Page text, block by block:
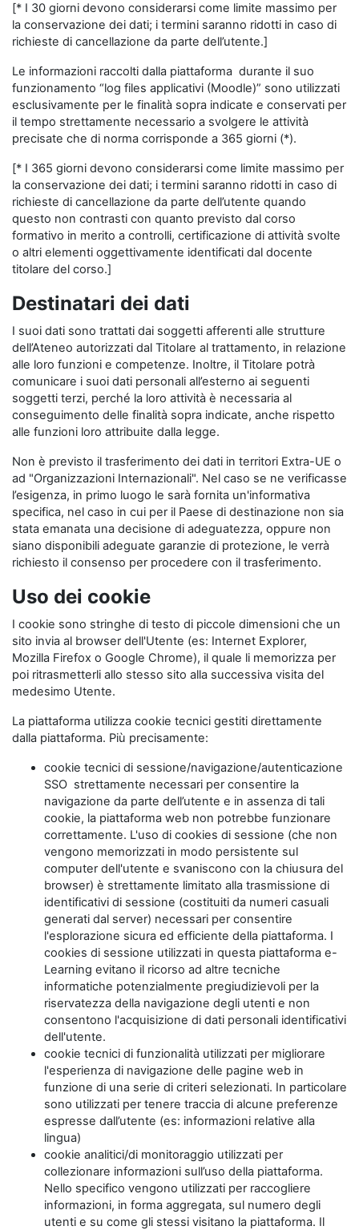
[* I 30 giorni devono considerarsi come limite massimo per
la conservazione dei dati; i termini saranno ridotti in caso di
richieste di cancellazione da parte dell’utente.]
Le informazioni raccolti dalla piattaforma durante il suo
funzionamento “log files applicativi (Moodle)” sono utilizzati
esclusivamente per le finalità sopra indicate e conservati per
il tempo strettamente necessario a svolgere le attività
precisate che di norma corrisponde a 365 giorni (*).
[* I 365 giorni devono considerarsi come limite massimo per
la conservazione dei dati; i termini saranno ridotti in caso di
richieste di cancellazione da parte dell’utente quando
questo non contrasti con quanto previsto dal corso
formativo in merito a controlli, certificazione di attività svolte
o altri elementi oggettivamente identificati dal docente
titolare del corso.]
Destinatari dei dati
I suoi dati sono trattati dai soggetti afferenti alle strutture
dell’Ateneo autorizzati dal Titolare al trattamento, in relazione
alle loro funzioni e competenze. Inoltre, il Titolare potrà
comunicare i suoi dati personali all’esterno ai seguenti
soggetti terzi, perché la loro attività è necessaria al
conseguimento delle finalità sopra indicate, anche rispetto
alle funzioni loro attribuite dalla legge.
Non è previsto il trasferimento dei dati in territori Extra-UE o
ad "Organizzazioni Internazionali". Nel caso se ne verificasse
l’esigenza, in primo luogo le sarà fornita un'informativa
specifica, nel caso in cui per il Paese di destinazione non sia
stata emanata una decisione di adeguatezza, oppure non
siano disponibili adeguate garanzie di protezione, le verrà
richiesto il consenso per procedere con il trasferimento.
Uso dei cookie
I cookie sono stringhe di testo di piccole dimensioni che un
sito invia al browser dell'Utente (es: Internet Explorer,
Mozilla Firefox o Google Chrome), il quale li memorizza per
poi ritrasmetterli allo stesso sito alla successiva visita del
medesimo Utente.
La piattaforma utilizza cookie tecnici gestiti direttamente
dalla piattaforma. Più precisamente:
cookie tecnici di sessione/navigazione/autenticazione
SSO strettamente necessari per consentire la
navigazione da parte dell’utente e in assenza di tali
cookie, la piattaforma web non potrebbe funzionare
correttamente. L'uso di cookies di sessione (che non
vengono memorizzati in modo persistente sul
computer dell'utente e svaniscono con la chiusura del
browser) è strettamente limitato alla trasmissione di
identificativi di sessione (costituiti da numeri casuali
generati dal server) necessari per consentire
l'esplorazione sicura ed efficiente della piattaforma. I
cookies di sessione utilizzati in questa piattaforma e-
Learning evitano il ricorso ad altre tecniche
informatiche potenzialmente pregiudizievoli per la
riservatezza della navigazione degli utenti e non
consentono l'acquisizione di dati personali identificativi
dell'utente.
cookie tecnici di funzionalità utilizzati per migliorare
l'esperienza di navigazione delle pagine web in
funzione di una serie di criteri selezionati. In particolare
sono utilizzati per tenere traccia di alcune preferenze
espresse dall’utente (es: informazioni relative alla
lingua)
cookie analitici/di monitoraggio utilizzati per
collezionare informazioni sull’uso della piattaforma.
Nello specifico vengono utilizzati per raccogliere
informazioni, in forma aggregata, sul numero degli
utenti e su come gli stessi visitano la piattaforma. Il